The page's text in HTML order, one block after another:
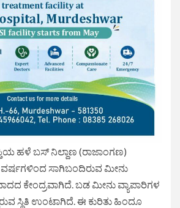
ಹಳೆ ಬಸ್ ನಿಲ್ದಾಣ (ರಾಜಾಂಗಣ)
ವರ್ಷಗಳಿಂದ ಸಾಗಿಬಂದಿರುವ ಮೀನು
ಕೇಂದ್ರವಾಗಿದೆ. ಬಡ ಮೀನು ವ್ಯಾಪಾರಿಗಳ
ಸ್ಥಿತಿ ಉಂಟಾಗಿದೆ. ಈ ಕುರಿತು ಹಿಂದೂ